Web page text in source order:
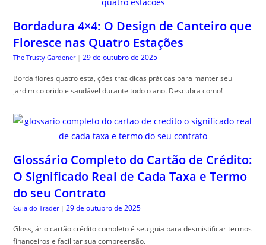
Bordadura 4×4: O Design de Canteiro que
Floresce nas Quatro Estações
The Trusty Gardener | 29 de outubro de 2025
Borda flores quatro esta, ções traz dicas práticas para manter seu
jardim colorido e saudável durante todo o ano. Descubra como!
Glossário Completo do Cartão de Crédito:
O Significado Real de Cada Taxa e Termo
do seu Contrato
Guia do Trader | 29 de outubro de 2025
Gloss, ário cartão crédito completo é seu guia para desmistificar termos
financeiros e facilitar sua compreensão.